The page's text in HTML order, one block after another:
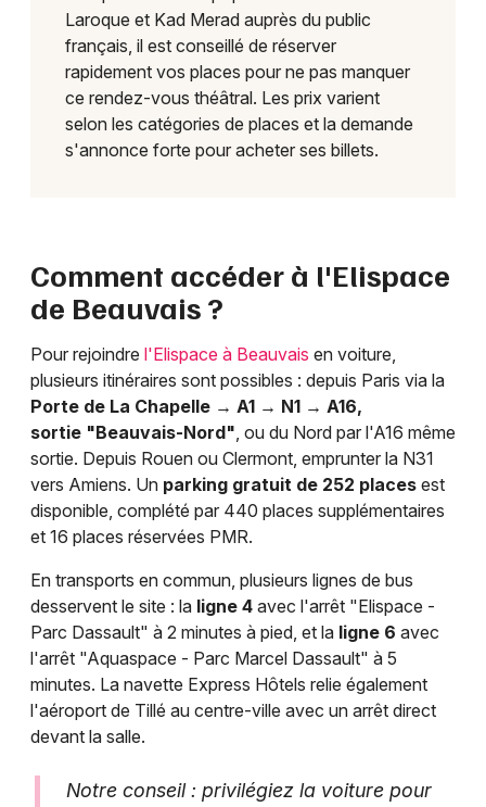
Laroque et Kad Merad auprès du public
français, il est conseillé de réserver
rapidement vos places pour ne pas manquer
ce rendez-vous théâtral. Les prix varient
selon les catégories de places et la demande
s'annonce forte pour acheter ses billets.
Comment accéder à l'Elispace
de Beauvais ?
Pour rejoindre l'Elispace à Beauvais en voiture,
plusieurs itinéraires sont possibles : depuis Paris via la
Porte de La Chapelle → A1 → N1 → A16,
sortie "Beauvais-Nord", ou du Nord par l'A16 même
sortie. Depuis Rouen ou Clermont, emprunter la N31
vers Amiens. Un parking gratuit de 252 places est
disponible, complété par 440 places supplémentaires
et 16 places réservées PMR.
En transports en commun, plusieurs lignes de bus
desservent le site : la ligne 4 avec l'arrêt "Elispace -
Parc Dassault" à 2 minutes à pied, et la ligne 6 avec
l'arrêt "Aquaspace - Parc Marcel Dassault" à 5
minutes. La navette Express Hôtels relie également
l'aéroport de Tillé au centre-ville avec un arrêt direct
devant la salle.
Notre conseil : privilégiez la voiture pour